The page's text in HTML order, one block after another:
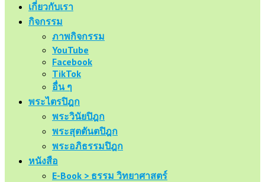
เกี่ยวกับเรา
กิจกรรม
ภาพกิจกรรม
YouTube
Facebook
TikTok
อื่น ๆ
พระไตรปิฎก
พระวินัยปิฎก
พระสุตตันตปิฎก
พระอภิธรรมปิฎก
หนังสือ
E-Book > ธรรม วิทยาศาสตร์